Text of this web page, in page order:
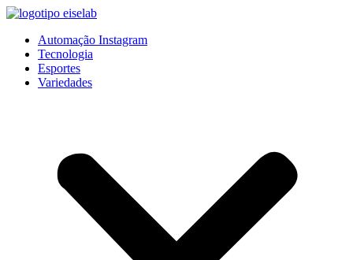
Pular
conteúdo
Automação Instagram
Tecnologia
Esportes
Variedades